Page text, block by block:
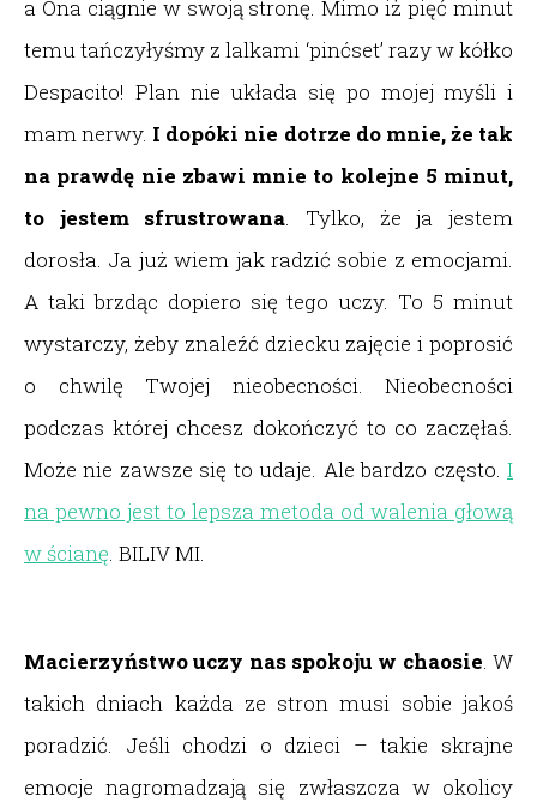
a Ona ciągnie w swoją stronę. Mimo iż pięć minut
temu tańczyłyśmy z lalkami ‘pinćset’ razy w kółko
Despacito! Plan nie układa się po mojej myśli i
mam nerwy. I dopóki nie dotrze do mnie, że tak
na prawdę nie zbawi mnie to kolejne 5 minut,
to jestem sfrustrowana . Tylko, że ja jestem
dorosła. Ja już wiem jak radzić sobie z emocjami.
A taki brzdąc dopiero się tego uczy. To 5 minut
wystarczy, żeby znaleźć dziecku zajęcie i poprosić
o chwilę Twojej nieobecności. Nieobecności
podczas której chcesz dokończyć to co zaczęłaś.
Może nie zawsze się to udaje. Ale bardzo często. I
na pewno jest to lepsza metoda od walenia głową
w ścianę . BILIV MI.
Macierzyństwo uczy nas spokoju w chaosie . W
takich dniach każda ze stron musi sobie jakoś
poradzić. Jeśli chodzi o dzieci – takie skrajne
emocje nagromadzają się zwłaszcza w okolicy